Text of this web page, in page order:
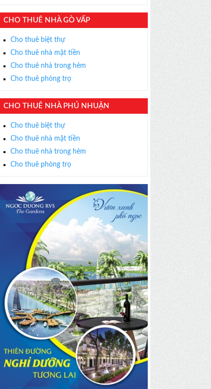
CHO THUÊ NHÀ GÒ VẤP
Cho thuê biệt thự
Cho thuê nhà mặt tiền
Cho thuê nhà trong hẻm
Cho thuê phòng trọ
CHO THUÊ NHÀ PHÚ NHUẬN
Cho thuê biệt thự
Cho thuê nhà mặt tiền
Cho thuê nhà trong hẻm
Cho thuê phòng trọ